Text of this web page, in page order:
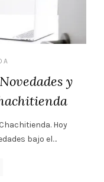
y
Hoy
bajo el…